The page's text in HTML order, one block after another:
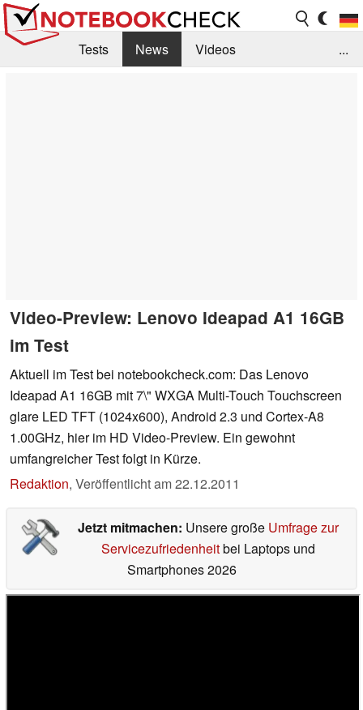
Tests News
Videos
...
Video-Preview: Lenovo Ideapad A1 16GB
im Test
Aktuell im Test bei notebookcheck.com: Das Lenovo
Ideapad A1 16GB mit 7\" WXGA Multi-Touch Touchscreen
glare LED TFT (1024x600), Android 2.3 und Cortex-A8
1.00GHz, hier im HD Video-Preview. Ein gewohnt
umfangreicher Test folgt in Kürze.
Redaktion, Veröffentlicht am22.12.2011
Jetzt mitmachen: Unsere große Umfrage zur
Servicezufriedenheitbei Laptops und
Smartphones 2026